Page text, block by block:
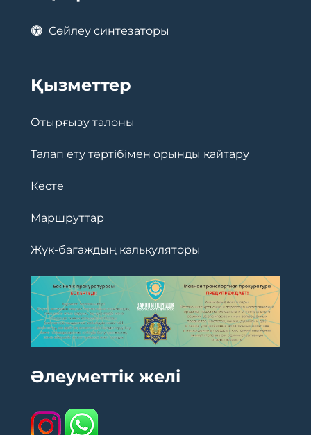
Сөйлеу синтезаторы
Қызметтер
Отырғызу талоны
Талап ету тәртібімен орынды қайтару
Кесте
Маршруттар
Жүк-багаждың калькуляторы
Әлеуметтік желі